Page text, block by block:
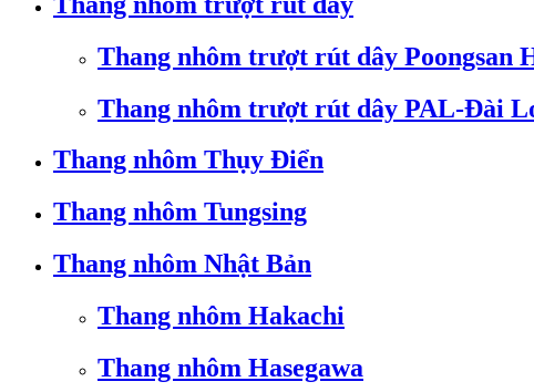
Thang nhôm trượt rút dây Poongsan
Thang nhôm trượt rút dây PAL-Đài
Thang nhôm Thụy Điển
Thang nhôm Tungsing
Thang nhôm Nhật Bản
Thang nhôm Hakachi
Thang nhôm Hasegawa